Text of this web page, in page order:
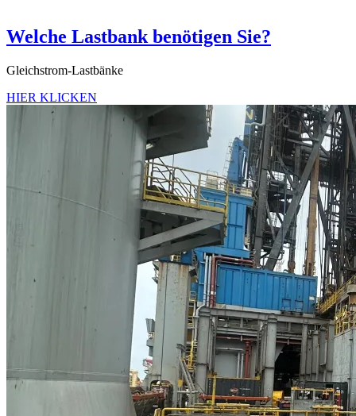
Welche Lastbank benötigen Sie?
Gleichstrom-Lastbänke
HIER KLICKEN